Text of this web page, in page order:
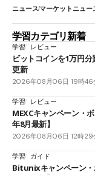
ニュースマーケットニュー
学習カテゴリ新着
学習 レビュー
ビットコインを1万円
更新
2026年08月06日 19時46
学習 レビュー
MEXCキャンペーン・
年8月最新】
2026年08月06日 12時29
学習 ガイド
Bitunixキャンペーン・